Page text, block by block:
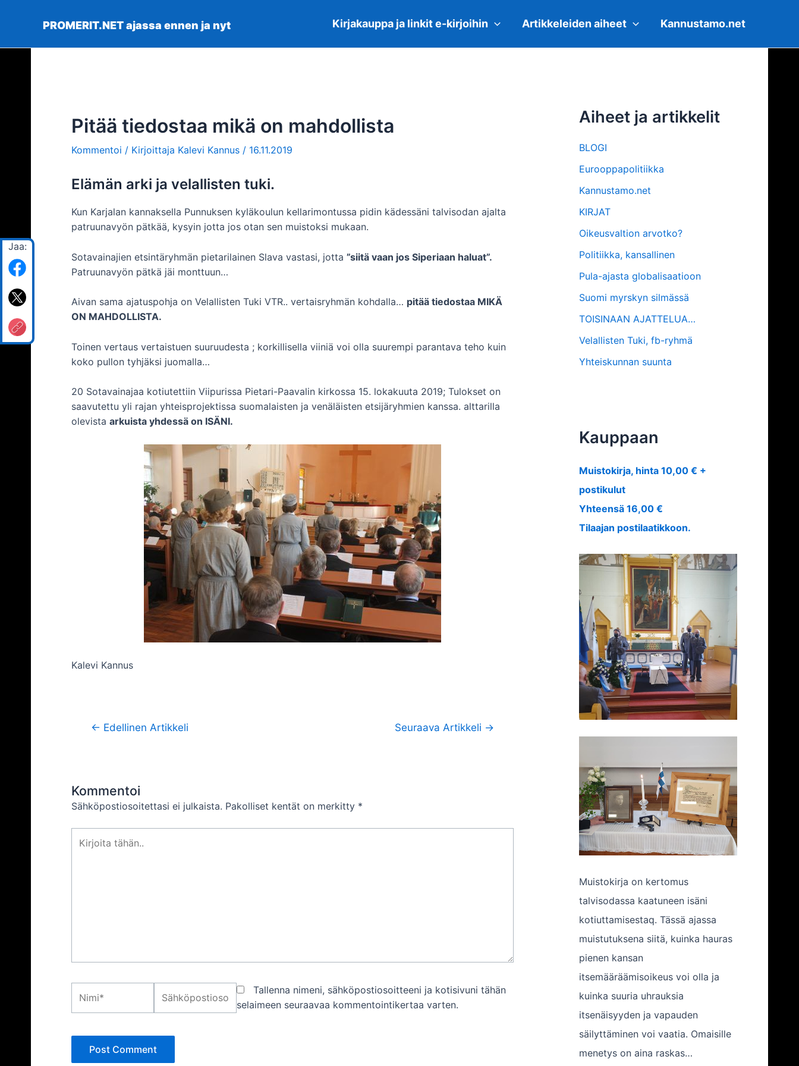
PROMERIT.NET ajassa ennen ja nyt Kirjakauppa ja linkit e-kirjoihin Artikkeleiden aiheet Kannustamo.net
Pitää tiedostaa mikä on mahdollista
Kommentoi / Kirjoittaja Kalevi Kannus / 16.11.2019
Elämän arki ja velallisten tuki.
Kun Karjalan kannaksella Punnuksen kyläkoulun kellarimontussa pidin kädessäni talvisodan ajalta
patruunavyön pätkää, kysyin jotta jos otan sen muistoksi mukaan.
Sotavainajien etsintäryhmän pietarilainen Slava vastasi, jotta ”siitä vaan jos Siperiaan haluat”.
Patruunavyön pätkä jäi monttuun…
Aivan sama ajatuspohja on Velallisten Tuki VTR.. vertaisryhmän kohdalla… pitää tiedostaa MIKÄ
ON MAHDOLLISTA.
Toinen vertaus vertaistuen suuruudesta ; korkillisella viiniä voi olla suurempi parantava teho kuin
koko pullon tyhjäksi juomalla…
20 Sotavainajaa kotiutettiin Viipurissa Pietari-Paavalin kirkossa 15. lokakuuta 2019; Tulokset on
saavutettu yli rajan yhteisprojektissa suomalaisten ja venäläisten etsijäryhmien kanssa. alttarilla
olevista arkuista yhdessä on ISÄNI.
Kalevi Kannus
Artikkelien
← Edellinen Artikkeli Seuraava Artikkeli →
Kommentoi
Sähköpostiosoitettasi ei julkaista. Pakolliset kentät on merkitty *
tähän..
Sähköpostiosoite*
Tallenna nimeni, sähköpostiosoitteeni ja kotisivuni tähän
selaimeen seuraavaa kommentointikertaa varten.
Aiheet ja artikkelit
BLOGI
Eurooppapolitiikka
Kannustamo.net
KIRJAT
Oikeusvaltion arvotko?
Politiikka, kansallinen
Pula-ajasta globalisaatioon
Suomi myrskyn silmässä
TOISINAAN AJATTELUA…
Velallisten Tuki, fb-ryhmä
Yhteiskunnan suunta
Kauppaan
Muistokirja, hinta 10,00 € +
postikulut
Yhteensä 16,00 €
Tilaajan postilaatikkoon.
Muistokirja on kertomus
talvisodassa kaatuneen isäni
kotiuttamisestaq. Tässä ajassa
muistutuksena siitä, kuinka hauras
pienen kansan
itsemääräämisoikeus voi olla ja
kuinka suuria uhrauksia
itsenäisyyden ja vapauden
säilyttäminen voi vaatia. Omaisille
menetys on aina raskas…
Jaa: